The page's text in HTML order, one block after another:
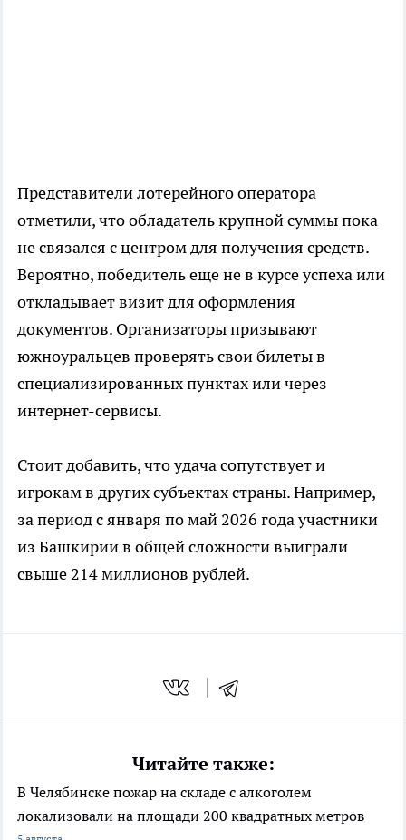
Представители лотерейного оператора
отметили, что обладатель крупной суммы пока
не связался с центром для получения средств.
Вероятно, победитель еще не в курсе успеха или
откладывает визит для оформления
документов. Организаторы призывают
южноуральцев проверять свои билеты в
специализированных пунктах или через
интернет-сервисы.
Стоит добавить, что удача сопутствует и
игрокам в других субъектах страны. Например,
за период с января по май 2026 года участники
из Башкирии в общей сложности выиграли
свыше 214 миллионов рублей.
Читайте также:
В Челябинске пожар на складе с алкоголем
локализовали на площади 200 квадратных метров